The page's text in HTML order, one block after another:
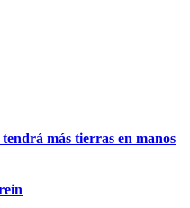
más tierras en manos